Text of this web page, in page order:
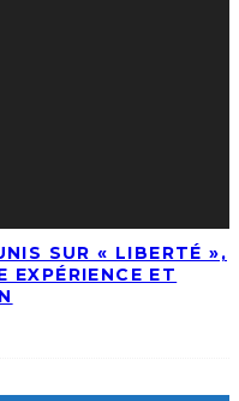
SUR « LIBERTÉ »,
EXPÉRIENCE ET